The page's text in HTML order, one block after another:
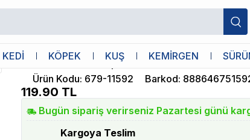
KEDİ KÖPEK KUŞ KEMİRGEN
Pawise
Pawise Pislik Toplama Kabı ve Torbası
Ürün Kodu: 679-11592 Barkod:
119.90 TL
Bugün sipariş verirseniz Pazartesi günü
Kargoya Teslim